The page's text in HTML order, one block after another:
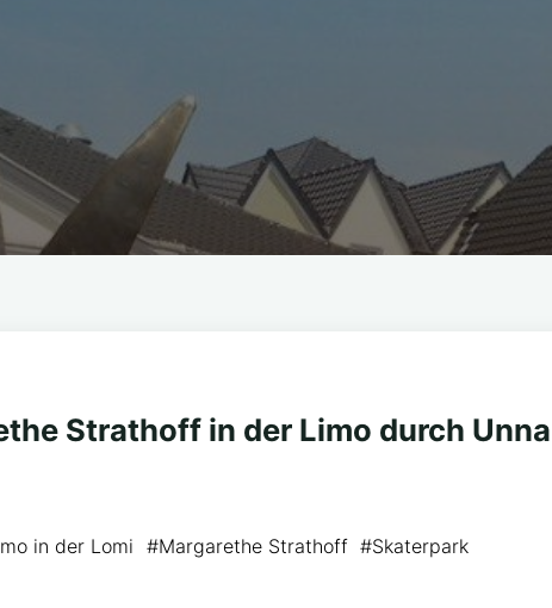
Strathoff in der Limo durch Unna
in der Lomi #Margarethe Strathoff #Skaterpark